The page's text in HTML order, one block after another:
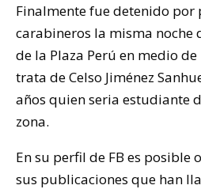
Finalmente fue detenido por
carabineros la misma noche
de la Plaza Perú en medio
trata de Celso Jiménez
años quien seria estudiante
zona.
En su perfil de FB es posible
sus publicaciones que han